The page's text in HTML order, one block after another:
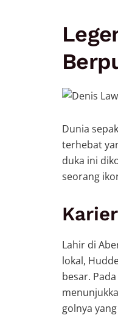
Dunia
terhebat
duka ini
seorang
Lahir di
lokal,
besar.
golnya